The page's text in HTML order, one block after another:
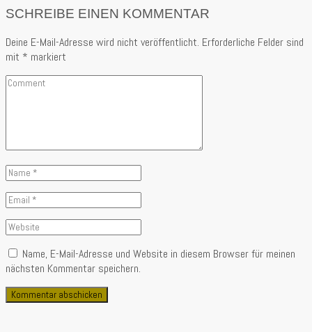
SCHREIBE EINEN KOMMENTAR
Deine E-Mail-Adresse wird nicht veröffentlicht. Erforderliche Felder sind
mit * markiert
Comment
Name
*
Email
*
Website
Name, E-Mail-Adresse und Website in diesem Browser für meinen
nächsten Kommentar speichern.